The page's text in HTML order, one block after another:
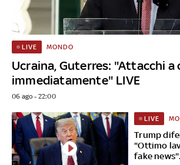
Ucraina, Guterres: "Attacchi a
immediatamente" LIVE
LIVE MONDO
06 ago - 22:00
Trump
"Ottimo
fake
LIVE